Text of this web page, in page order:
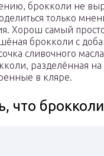
брокколи не
только
Хорош самый
брокколи с
сливочного
разделённая
в кляре.
что